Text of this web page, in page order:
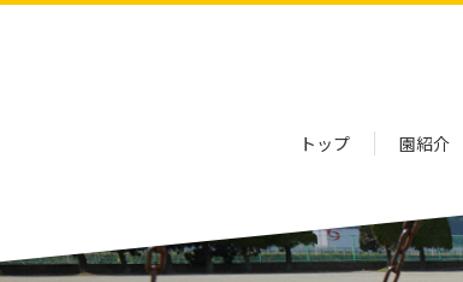
トップ 園紹介